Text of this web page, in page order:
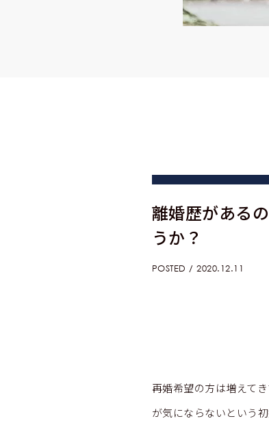
離婚歴がある
うか？
POSTED / 2020.12.11
再婚希望の方は増えて
が気にならないという